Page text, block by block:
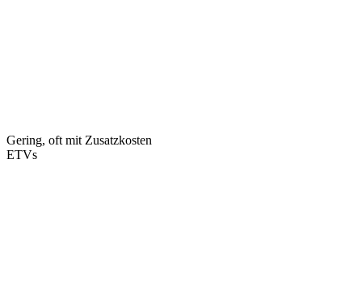
Gering, oft mit Zusatzkosten
ETVs